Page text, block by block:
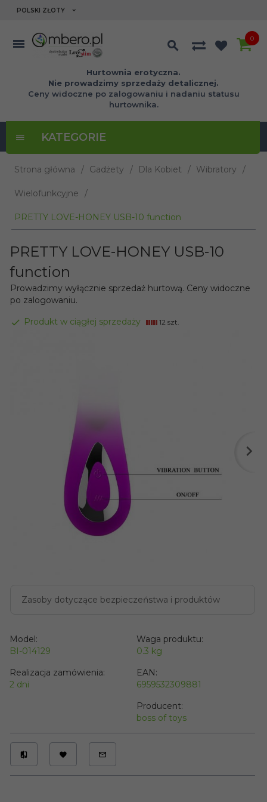
currency_h
POLSKI ZŁOTY
Hurtownia erotyczna.
Nie prowadzimy sprzedaży detalicznej.
Ceny widoczne po zalogowaniu i nadaniu statusu
hurtownika.
0
KATEGORIE
Strona główna Gadżety Dla Kobiet Wibratory
Wielofunkcyjne
PRETTY LOVE-HONEY USB-10 function
PRETTY LOVE-HONEY USB-10
function
Prowadzimy wyłącznie sprzedaż hurtową. Ceny widoczne
po zalogowaniu.
Produkt w ciągłej sprzedaży 12 szt.
Zasoby dotyczące bezpieczeństwa i produktów
Model:
BI-014129
Waga produktu:
0.3 kg
Realizacja zamówienia:
2 dni
EAN:
6959532309881
Producent:
boss of toys